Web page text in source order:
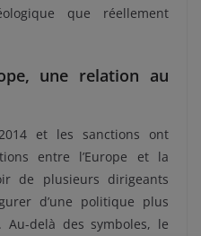
que réellement
une relation au
et les sanctions ont
entre l’Europe et la
de plusieurs dirigeants
d’une politique plus
Au-delà des symboles, le